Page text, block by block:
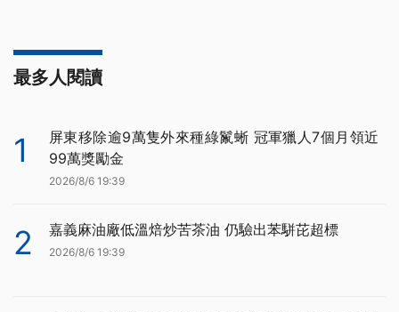
最多人閱讀
1
屏東移除逾9萬隻外來種綠鬣蜥 冠軍獵人7個月領近
99萬獎勵金
2026/8/6 19:39
2 嘉義麻油廠低溫焙炒苦茶油 仍驗出苯駢芘超標
2026/8/6 19:39